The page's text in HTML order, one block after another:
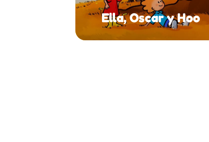
Ella, Oscar y Hoo